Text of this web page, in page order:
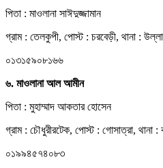
পিতা : মাওলানা সাঈদুজ্জামান
গ্রাম : তেলকুপী, পোস্ট : চরবেড়ী, থানা :
০১৩১৫৯০৮১৬৬
৬. মাওলানা আল আমীন
পিতা : মুহাম্মাদ আকতার হোসেন
গ্রাম : চৌধুরীরটেক, পোস্ট : গোসাত্রা, থানা :
০১৯৯৪৫৭৪০৮৩